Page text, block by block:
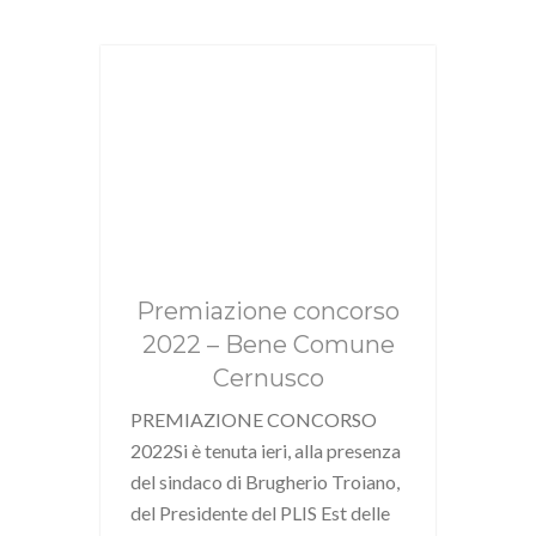
Premiazione concorso
2022 – Bene Comune
Cernusco
PREMIAZIONE CONCORSO
2022Si è tenuta ieri, alla presenza
del sindaco di Brugherio Troiano,
del Presidente del PLIS Est delle